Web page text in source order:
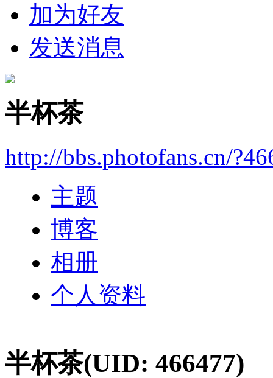
加为好友
发送消息
半杯茶
http://bbs.photofans.cn/
主题
博客
相册
个人资料
半杯茶(UID: 466477)